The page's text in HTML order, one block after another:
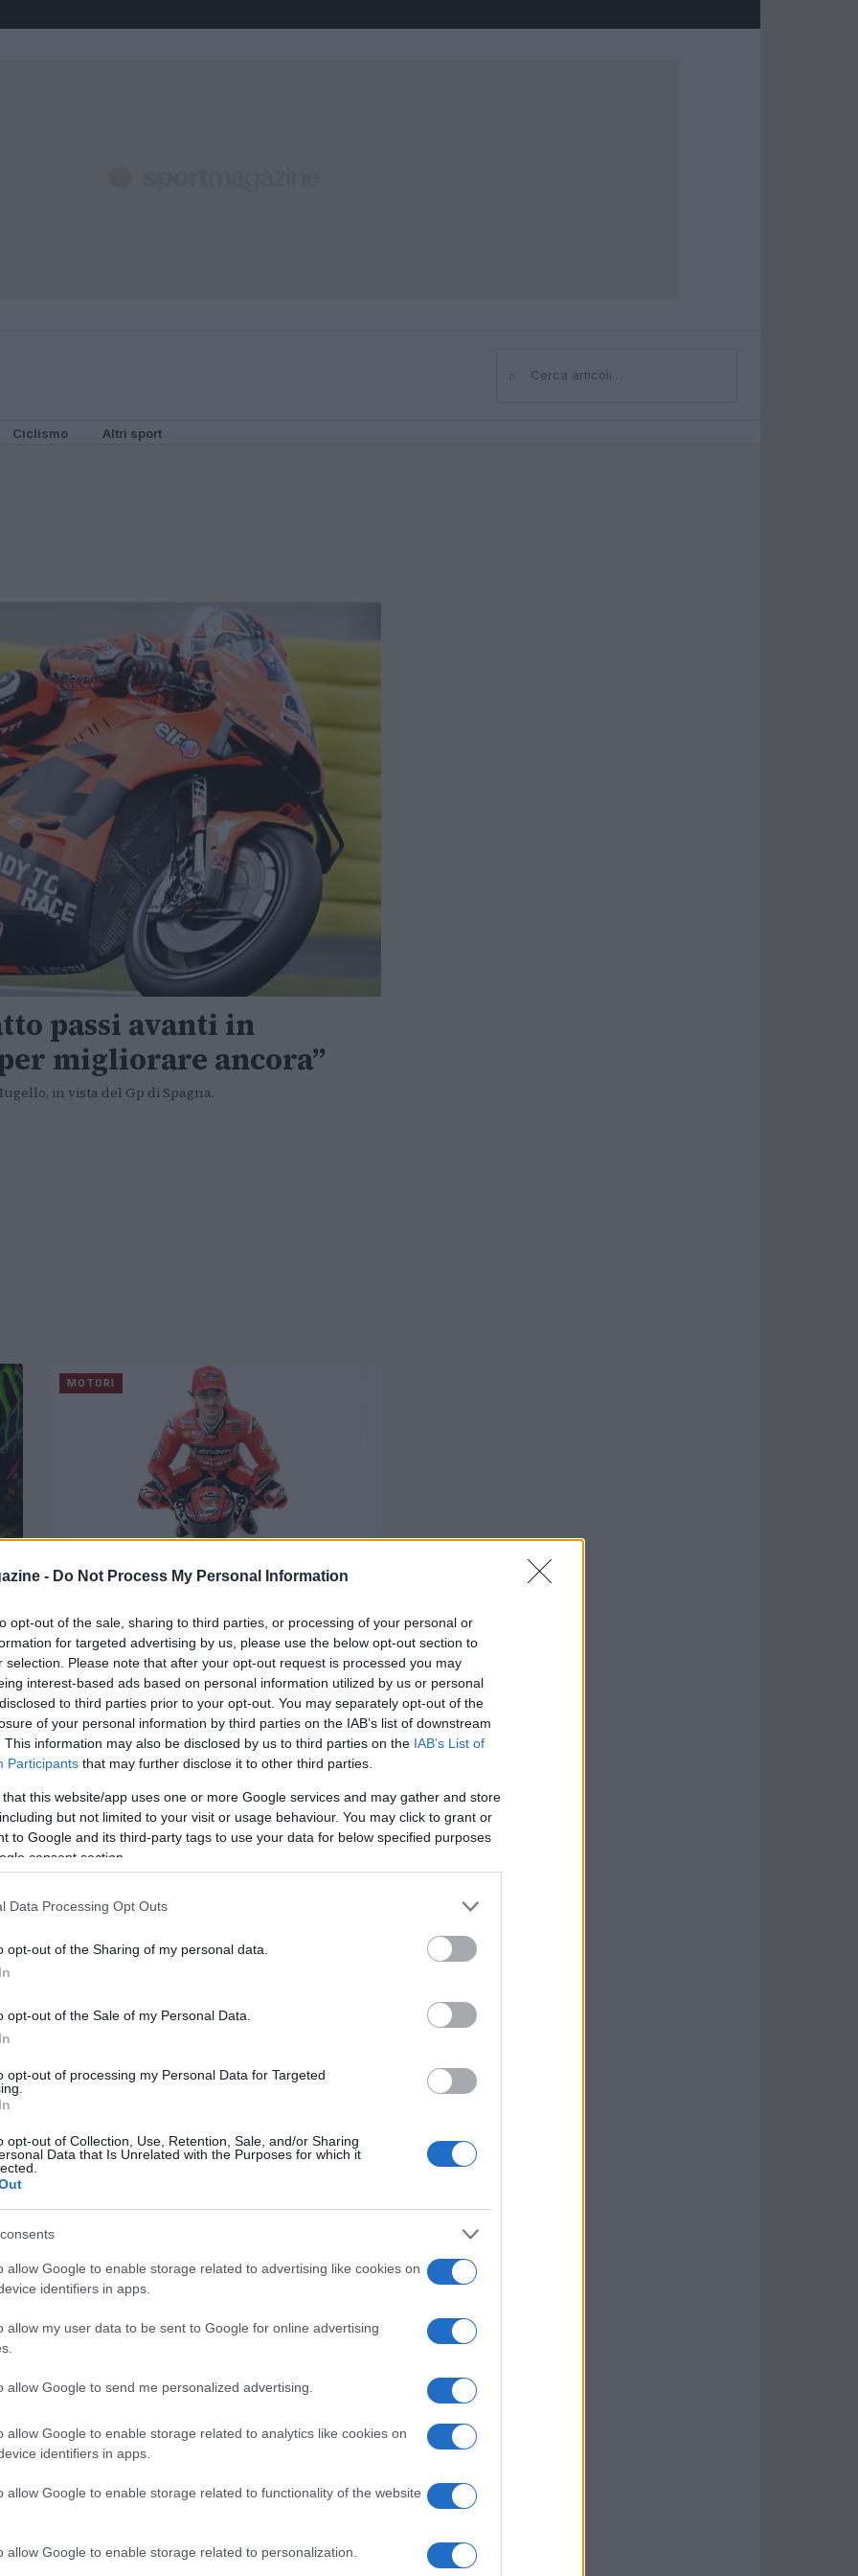
- Do Not Process My Personal Information
opt-out of the sale, sharing to third parties, or processing of your personal or
for targeted advertising by us, please use the below opt-out section to
selection. Please note that after your opt-out request is processed you may
interest-based ads based on personal information utilized by us or personal
to third parties prior to your opt-out. You may separately opt-out of the
of your personal information by third parties on the IAB’s list of downstream
This information may also be disclosed by us to third parties on the IAB’s List of
Participants that may further disclose it to other third parties.
that this website/app uses one or more Google services and may gather and store
but not limited to your visit or usage behaviour. You may click to grant or
to Google and its third-party tags to use your data for below specified purposes
consent section.
Data Processing Opt Outs
opt-out of the Sharing of my personal data.
opt-out of the Sale of my Personal Data.
opt-out of processing my Personal Data for Targeted
opt-out of Collection, Use, Retention, Sale, and/or Sharing
Data that Is Unrelated with the Purposes for which it
allow Google to enable storage related to advertising like cookies on
identifiers in apps.
allow my user data to be sent to Google for online advertising
allow Google to send me personalized advertising.
allow Google to enable storage related to analytics like cookies on
identifiers in apps.
allow Google to enable storage related to functionality of the website
allow Google to enable storage related to personalization.
⌕Cerca
Ciclismo Altri sport
passi avanti in
migliorare ancora”
in vista del Gp di Spagna.
MOTORI
Bagnaia: “Al Mugello possiamo
Il pilota della Ducati si sta preparando alla tre
giorni toscana.
Redazione Sport Magazine · 27 Mag 2021
MOTORI
Espargarò e Savadori aspettano il
MOTORI